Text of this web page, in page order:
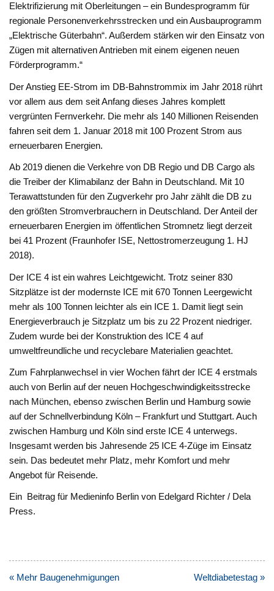
Elektrifizierung mit Oberleitungen – ein Bundesprogramm für
regionale Personenverkehrsstrecken und ein Ausbauprogramm
„Elektrische Güterbahn“. Außerdem stärken wir den Einsatz von
Zügen mit alternativen Antrieben mit einem eigenen neuen
Förderprogramm.“
Der Anstieg EE-Strom im DB-Bahnstrommix im Jahr 2018 rührt
vor allem aus dem seit Anfang dieses Jahres komplett
vergrünten Fernverkehr. Die mehr als 140 Millionen Reisenden
fahren seit dem 1. Januar 2018 mit 100 Prozent Strom aus
erneuerbaren Energien.
Ab 2019 dienen die Verkehre von DB Regio und DB Cargo als
die Treiber der Klimabilanz der Bahn in Deutschland. Mit 10
Terawattstunden für den Zugverkehr pro Jahr zählt die DB zu
den größten Stromverbrauchern in Deutschland. Der Anteil der
erneuerbaren Energien im öffentlichen Stromnetz liegt derzeit
bei 41 Prozent (Fraunhofer ISE, Nettostromerzeugung 1. HJ
2018).
Der ICE 4 ist ein wahres Leichtgewicht. Trotz seiner 830
Sitzplätze ist der modernste ICE mit 670 Tonnen Leergewicht
mehr als 100 Tonnen leichter als ein ICE 1. Damit liegt sein
Energieverbrauch je Sitzplatz um bis zu 22 Prozent niedriger.
Zudem wurde bei der Konstruktion des ICE 4 auf
umweltfreundliche und recyclebare Materialien geachtet.
Zum Fahrplanwechsel in vier Wochen fährt der ICE 4 erstmals
auch von Berlin auf der neuen Hochgeschwindigkeitsstrecke
nach München, ebenso zwischen Berlin und Hamburg sowie
auf der Schnellverbindung Köln – Frankfurt und Stuttgart. Auch
zwischen Hamburg und Köln sind erste ICE 4 unterwegs.
Insgesamt werden bis Jahresende 25 ICE 4-Züge im Einsatz
sein. Das bedeutet mehr Platz, mehr Komfort und mehr
Angebot für Reisende.
Ein Beitrag für Medieninfo Berlin von Edelgard Richter / Dela
Press.
Beitragsnavigation
« Mehr Baugenehmigungen Weltdiabetestag »